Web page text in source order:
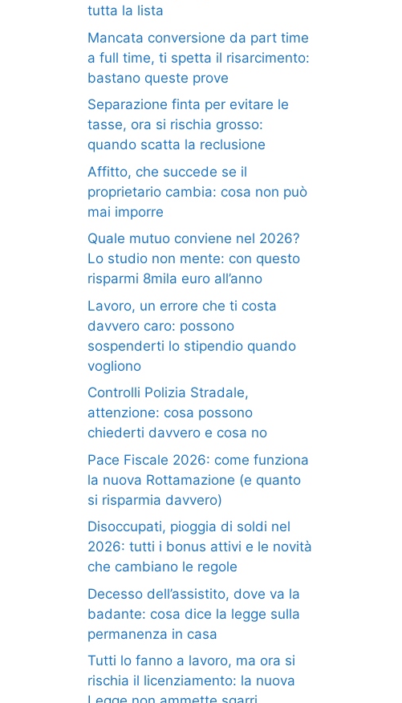
tutta la lista
Mancata conversione da part time
a full time, ti spetta il risarcimento:
bastano queste prove
Separazione finta per evitare le
tasse, ora si rischia grosso:
quando scatta la reclusione
Affitto, che succede se il
proprietario cambia: cosa non può
mai imporre
Quale mutuo conviene nel 2026?
Lo studio non mente: con questo
risparmi 8mila euro all’anno
Lavoro, un errore che ti costa
davvero caro: possono
sospenderti lo stipendio quando
vogliono
Controlli Polizia Stradale,
attenzione: cosa possono
chiederti davvero e cosa no
Pace Fiscale 2026: come funziona
la nuova Rottamazione (e quanto
si risparmia davvero)
Disoccupati, pioggia di soldi nel
2026: tutti i bonus attivi e le novità
che cambiano le regole
Decesso dell’assistito, dove va la
badante: cosa dice la legge sulla
permanenza in casa
Tutti lo fanno a lavoro, ma ora si
rischia il licenziamento: la nuova